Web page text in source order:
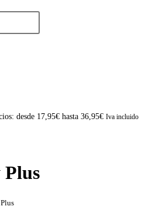
desde 17,95€ hasta 36,95€ Iva incluido
Plus